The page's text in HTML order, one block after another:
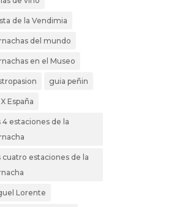
de la Vendimia
del mundo
en el Museo
guia peñin
España
4 estaciones de la
cuatro estaciones de la
Lorente